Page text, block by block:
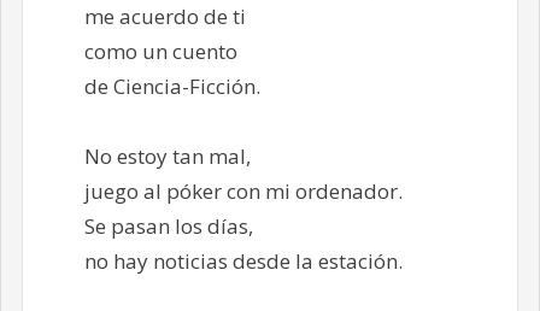
me acuerdo de ti
como un cuento
de Ciencia-Ficción.
No estoy tan mal,
juego al póker con mi ordenador.
Se pasan los días,
no hay noticias desde la estación.